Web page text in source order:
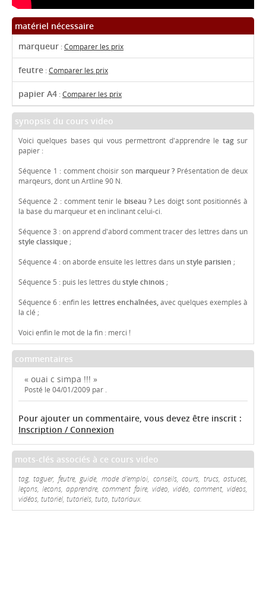
matériel nécessaire
marqueur :Comparer les prix
feutre :Comparer les prix
papier A4 :Comparer les prix
synopsis du cours video
Voici quelques bases qui vous permettront d'apprendre le tagsur
papier :
Séquence 1 : comment choisir son marqueur ? Présentation de deux
marqeurs, dont un Artline 90 N.
Séquence 2 : comment tenir le biseau ? Les doigt sont positionnés à
la base du marqueur et en inclinant celui-ci.
Séquence 3 : on apprend d'abord comment tracer des lettres dans un
style classique;
Séquence 4 : on aborde ensuite les lettres dans unstyle parisien ;
Séquence 5 : puis les lettres dustyle chinois;
Séquence 6 : enfin les lettres enchaînées,avec quelques exemples à
la clé ;
Voici enfin le mot de la fin : merci !
commentaires
« ouai c simpa !!! »
Posté le 04/01/2009 par .
Pour ajouter un commentaire, vous devez être inscrit :
Inscription / Connexion
mots-clés associés à ce cours video
tag, taguer, feutre, guide, mode d'emploi, conseils, cours, trucs, astuces,
leçons, lecons, apprendre, comment faire, video, vidéo, comment, videos,
vidéos, tutoriel, tutoriels, tuto, tutoriaux.